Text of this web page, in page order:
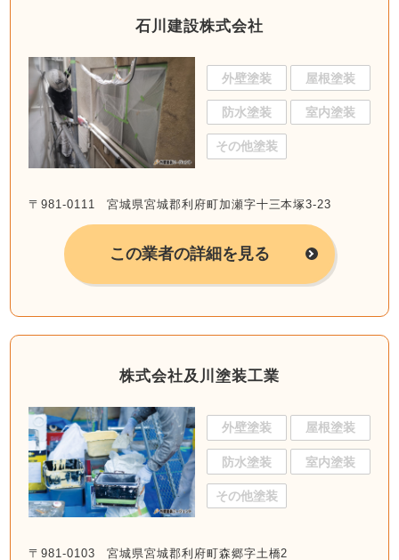
石川建設株式会社
外壁塗装 屋根塗装
防水塗装 室内塗装
その他塗装
〒981-0111 宮城県宮城郡利府町加瀬字十三本塚3-23
この業者の詳細を見る
株式会社及川塗装工業
外壁塗装 屋根塗装
防水塗装 室内塗装
その他塗装
〒981-0103 宮城県宮城郡利府町森郷字土橋2